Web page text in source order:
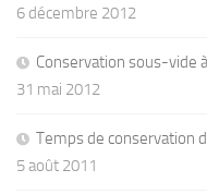
6 décembre 2012
Conservation sous-vide
31 mai 2012
Temps de conservation
5 août 2011